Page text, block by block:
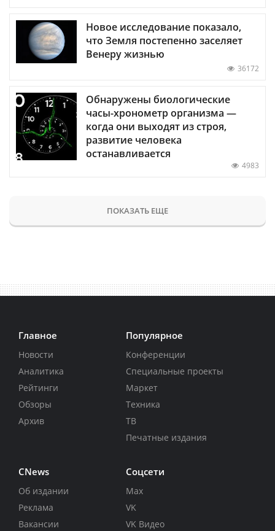
Новое исследование показало,
что Земля постепенно заселяет
Венеру жизнью
36172
Обнаружены биологические
часы-хронометр организма —
когда они выходят из строя,
развитие человека
останавливается
4983
ПОКАЗАТЬ ЕЩЕ
Главное
Новости
Аналитика
Рейтинги
Обзоры
Архив
Популярное
Конференции
Специальные проекты
Маркет
Техника
ТВ
Печатные издания
CNews
Об издании
Реклама
Вакансии
Соцсети
Max
VK
VK Видео